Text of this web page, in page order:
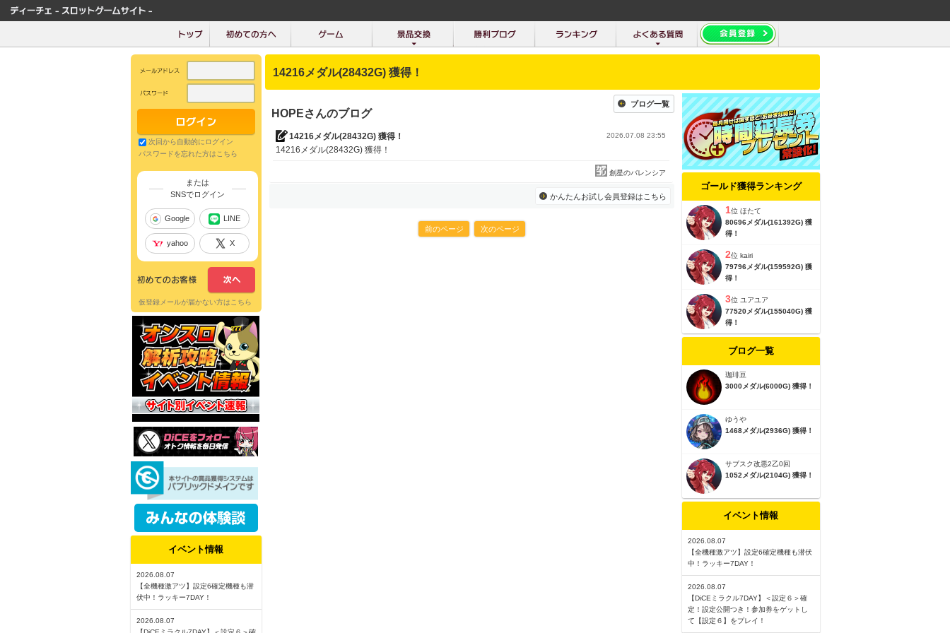
14216メダル(28432G) 獲得！
HOPEさんのブログ
ブログ一覧
14216メダル(28432G) 獲得！ 2026.07.08 23:55
14216メダル(28432G) 獲得！
創星のバレンシア
かんたんお試し会員登録はこちら
前のページ 次のページ
ゴールド獲得ランキング
1位 ほたて
80696メダル(161392G) 獲
得！
2位 kairi
79796メダル(159592G) 獲
得！
3位 ユアユア
77520メダル(155040G) 獲
得！
ブログ一覧
珈琲豆
3000メダル(6000G) 獲得！
ゆうや
1468メダル(2936G) 獲得！
サブスク改悪2乙0回
1052メダル(2104G) 獲得！
イベント情報
2026.08.07
【全機種激アツ】設定6確定機種も潜伏
中！ラッキー7DAY！
2026.08.07
【DiCEミラクル7DAY】＜設定６＞確
定！設定公開つき！参加券をゲットし
て【設定６】をプレイ！
次回から自動的にログイン
パスワードを忘れた方はこちら
または
SNSでログイン
Google LINE
yahoo X
仮登録メールが届かない方はこちら
イベント情報
2026.08.07
【全機種激アツ】設定6確定機種も潜
伏中！ラッキー7DAY！
2026.08.07